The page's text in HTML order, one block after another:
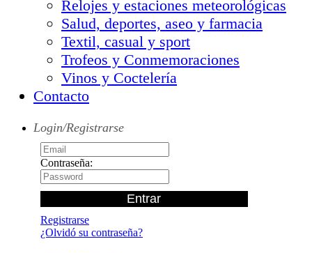
Relojes y estaciones meteorológicas
Salud, deportes, aseo y farmacia
Textil, casual y sport
Trofeos y Conmemoraciones
Vinos y Coctelería
Contacto
Login/Registrarse
Contraseña:
Registrarse
¿Olvidó su contraseña?